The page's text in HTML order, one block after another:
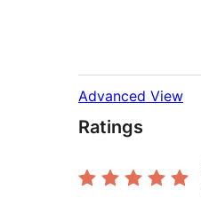
Advanced View
Ratings